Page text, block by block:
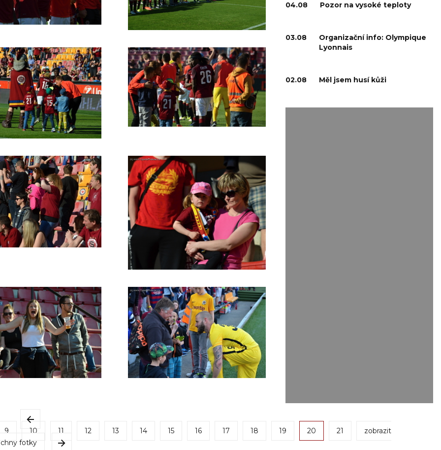
9 10 11 12 13 14 15 16 17 18 19 20 21
zobrazit
fotky
04.08 Pozor na vysoké teploty
03.08
Organizační info: Olympique
Lyonnais
02.08 Měl jsem husí kůži